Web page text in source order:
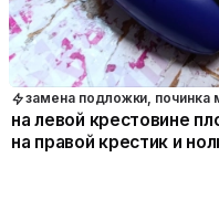
замена подложки, починка
на левой крестовине
на правой крестик и